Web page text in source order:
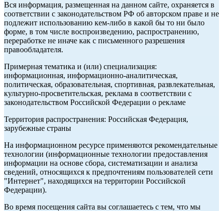
Вся информация, размещенная на данном сайте, охраняется в
соответствии с законодательством РФ об авторском праве и не
подлежит использованию кем-либо в какой бы то ни было
форме, в том числе воспроизведению, распространению,
переработке не иначе как с письменного разрешения
правообладателя.
Примерная тематика и (или) специализация:
информационная, информационно-аналитическая,
политическая, образовательная, спортивная, развлекательная,
культурно-просветительская, реклама в соответствии с
законодательством Российской Федерации о рекламе
Территория распространения: Российская Федерация,
зарубежные страны
На информационном ресурсе применяются рекомендательные
технологии (информационные технологии предоставления
информации на основе сбора, систематизации и анализа
сведений, относящихся к предпочтениям пользователей сети
"Интернет", находящихся на территории Российской
Федерации).
Во время посещения сайта вы соглашаетесь с тем, что мы